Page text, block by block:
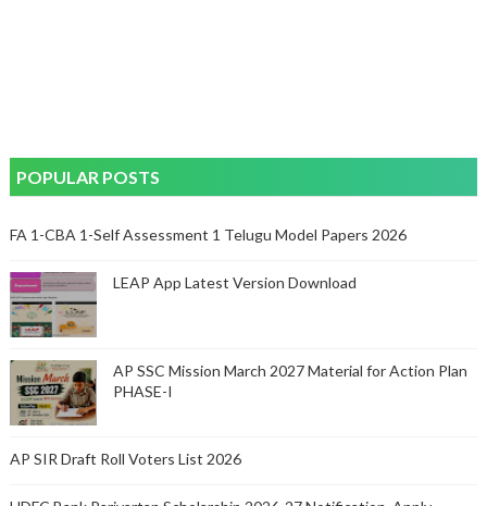
POPULAR POSTS
FA 1-CBA 1-Self Assessment 1 Telugu Model Papers 2026
LEAP App Latest Version Download
AP SSC Mission March 2027 Material for Action Plan
PHASE-I
AP SIR Draft Roll Voters List 2026